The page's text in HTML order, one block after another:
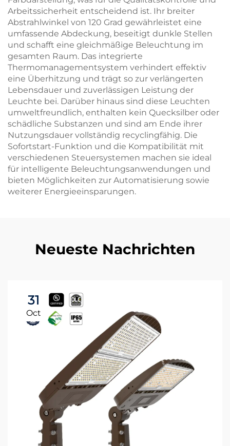
Arbeitssicherheit entscheidend ist. Ihr breiter
Abstrahlwinkel von 120 Grad gewährleistet eine
umfassende Abdeckung, beseitigt dunkle Stellen
und schafft eine gleichmäßige Beleuchtung im
gesamten Raum. Das integrierte
Thermomanagementsystem verhindert effektiv
eine Überhitzung und trägt so zur verlängerten
Lebensdauer und zuverlässigen Leistung der
Leuchte bei. Darüber hinaus sind diese Leuchten
umweltfreundlich, enthalten kein Quecksilber oder
schädliche Substanzen und sind am Ende ihrer
Nutzungsdauer vollständig recyclingfähig. Die
Sofortstart-Funktion und die Kompatibilität mit
verschiedenen Steuersystemen machen sie ideal
für intelligente Beleuchtungsanwendungen und
bieten Möglichkeiten zur Automatisierung sowie
weiterer Energieeinsparungen.
Neueste Nachrichten
31
Oct